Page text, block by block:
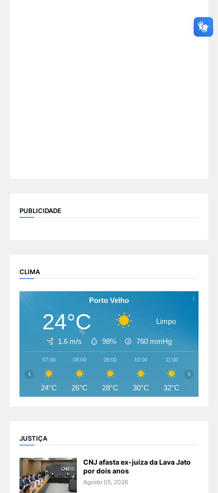
PUBLICIDADE
CLIMA
Porto Velho
24°C Limpo
1.6 m/s 98% 760 mmHg
07:00
24°C
08:00
26°C
09:00
28°C
10:00
30°C
11:00
32°C
‹ ›
JUSTIÇA
CNJ afasta ex-juíza da Lava Jato
por dois anos
Agosto 05, 2026